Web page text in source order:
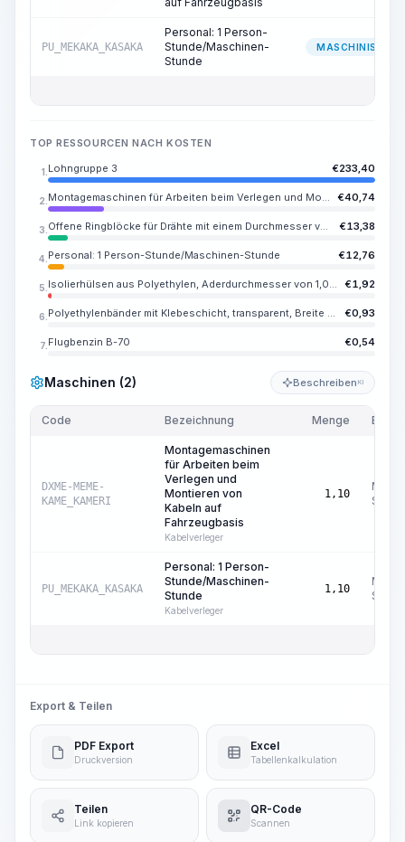
PU_MEKAKA_KASAKA
Personal: 1 Person-
Stunde/Maschinen-
Stunde
MASCHINIST
TOP RESSOURCEN NACH KOSTEN
1. Lohngruppe 3 €233,40
2. Montagemaschinen für Arbeiten beim Verlegen und Montieren von Kabeln auf Fahrzeugbasis €40,74
3. Offene Ringblöcke für Drähte mit einem Durchmesser von 4,0-5,0 mm €13,38
4. Personal: 1 Person-Stunde/Maschinen-Stunde €12,76
5. Isolierhülsen aus Polyethylen, Aderdurchmesser von 1,05 bis 1,2 mm, Länge 70 mm, Durchmesser 7 mm €1,92
6. Polyethylenbänder mit Klebeschicht, transparent, Breite 20 mm, Dicke 0,08 mm €0,93
7. Flugbenzin B-70 €0,54
Maschinen (2) Beschreiben KI
Code Bezeichnung Menge
DXME-MEME-
KAME_KAMERI
Montagemaschinen
für Arbeiten beim
Verlegen und
Montieren von
Kabeln auf
Fahrzeugbasis
Kabelverleger
1,10
Std.
PU_MEKAKA_KASAKA
Personal: 1 Person-
Stunde/Maschinen-
Stunde
Kabelverleger
1,10
Std.
Export & Teilen
PDF Export
Druckversion
Excel
Tabellenkalkulation
Teilen
Link kopieren
QR-Code
Scannen